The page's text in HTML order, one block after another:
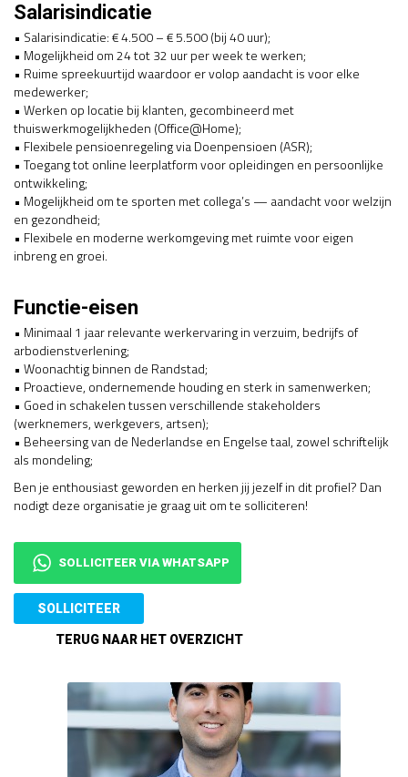
Salarisindicatie
• Salarisindicatie: € 4.500 – € 5.500 (bij 40 uur);
• Mogelijkheid om 24 tot 32 uur per week te werken;
• Ruime spreekuurtijd waardoor er volop aandacht is voor elke
medewerker;
• Werken op locatie bij klanten, gecombineerd met
thuiswerkmogelijkheden (Office@Home);
• Flexibele pensioenregeling via Doenpensioen (ASR);
• Toegang tot online leerplatform voor opleidingen en persoonlijke
ontwikkeling;
• Mogelijkheid om te sporten met collega’s — aandacht voor welzijn
en gezondheid;
• Flexibele en moderne werkomgeving met ruimte voor eigen
inbreng en groei.
Functie-eisen
• Minimaal 1 jaar relevante werkervaring in verzuim, bedrijfs­ of
arbodienstverlening;
• Woonachtig binnen de Randstad;
• Proactieve, ondernemende houding en sterk in samenwerken;
• Goed in schakelen tussen verschillende stakeholders
(werknemers, werkgevers, artsen);
• Beheersing van de Nederlandse en Engelse taal, zowel schriftelijk
als mondeling;
Ben je enthousiast geworden en herken jij jezelf in dit profiel? Dan
nodigt deze organisatie je graag uit om te solliciteren!
SOLLICITEER VIA WHATSAPP